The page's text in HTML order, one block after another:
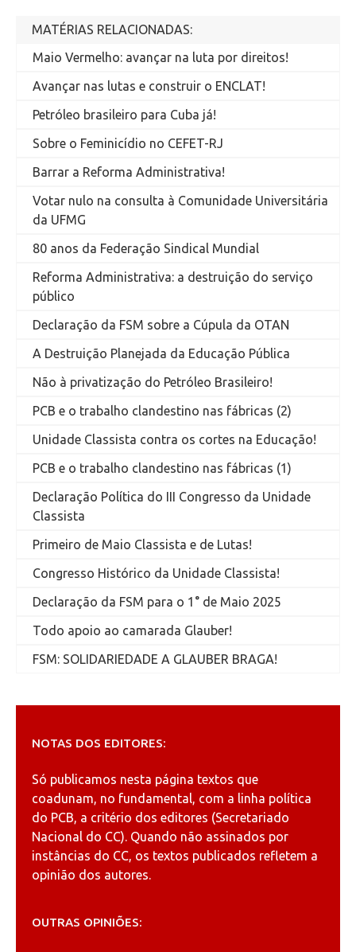
MATÉRIAS RELACIONADAS:
Maio Vermelho: avançar na luta por direitos!
Avançar nas lutas e construir o ENCLAT!
Petróleo brasileiro para Cuba já!
Sobre o Feminicídio no CEFET-RJ
Barrar a Reforma Administrativa!
Votar nulo na consulta à Comunidade Universitária
da UFMG
80 anos da Federação Sindical Mundial
Reforma Administrativa: a destruição do serviço
público
Declaração da FSM sobre a Cúpula da OTAN
A Destruição Planejada da Educação Pública
Não à privatização do Petróleo Brasileiro!
PCB e o trabalho clandestino nas fábricas (2)
Unidade Classista contra os cortes na Educação!
PCB e o trabalho clandestino nas fábricas (1)
Declaração Política do III Congresso da Unidade
Classista
Primeiro de Maio Classista e de Lutas!
Congresso Histórico da Unidade Classista!
Declaração da FSM para o 1° de Maio 2025
Todo apoio ao camarada Glauber!
FSM: SOLIDARIEDADE A GLAUBER BRAGA!
NOTAS DOS EDITORES:
Só publicamos nesta página textos que
coadunam, no fundamental, com a linha política
do PCB, a critério dos editores (Secretariado
Nacional do CC). Quando não assinados por
instâncias do CC, os textos publicados refletem a
opinião dos autores.
OUTRAS OPINIÕES: